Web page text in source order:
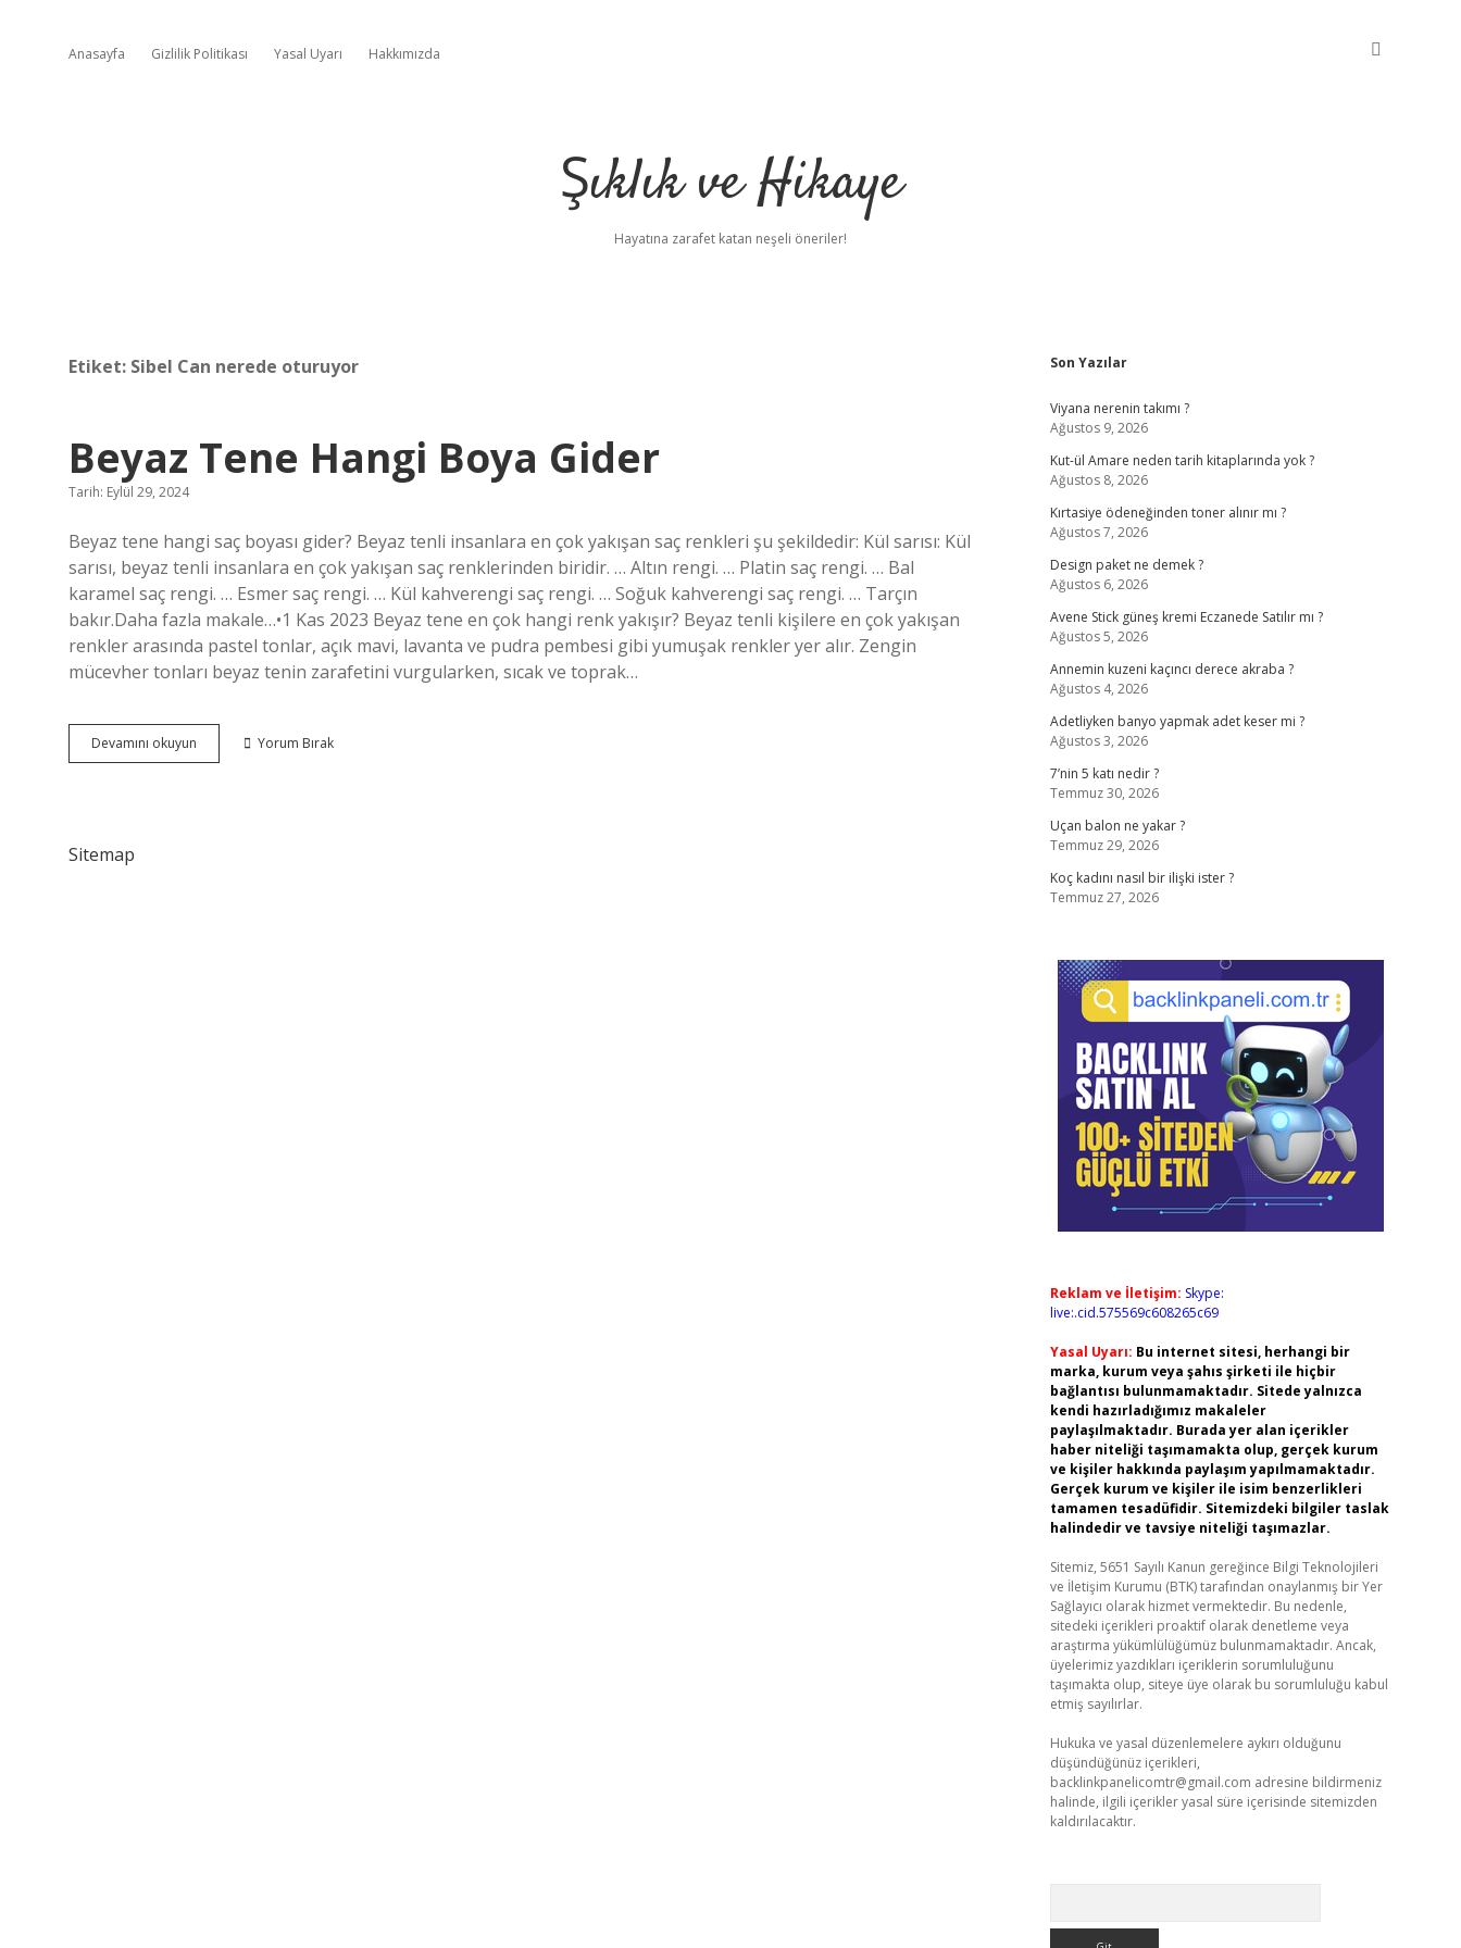
Anasayfa Gizlilik Politikası Yasal Uyarı Hakkımızda
Şıklık ve Hikaye
Hayatına zarafet katan neşeli öneriler!
Etiket: Sibel Can nerede oturuyor
Beyaz Tene Hangi Boya Gider
Tarih: Eylül 29, 2024
Beyaz tene hangi saç boyası gider? Beyaz tenli insanlara en çok yakışan saç renkleri şu şekildedir: Kül sarısı: Kül
sarısı, beyaz tenli insanlara en çok yakışan saç renklerinden biridir. … Altın rengi. … Platin saç rengi. … Bal
karamel saç rengi. … Esmer saç rengi. … Kül kahverengi saç rengi. … Soğuk kahverengi saç rengi. … Tarçın
bakır.Daha fazla makale…•1 Kas 2023 Beyaz tene en çok hangi renk yakışır? Beyaz tenli kişilere en çok yakışan
renkler arasında pastel tonlar, açık mavi, lavanta ve pudra pembesi gibi yumuşak renkler yer alır. Zengin
mücevher tonları beyaz tenin zarafetini vurgularken, sıcak ve toprak…
Devamını okuyun
Tene
Yorum Bırak
Sitemap
Sidebar
Son Yazılar
Viyana nerenin takımı ?
Ağustos 9, 2026
Kut-ül Amare neden tarih kitaplarında yok ?
Ağustos 8, 2026
Kırtasiye ödeneğinden toner alınır mı ?
Ağustos 7, 2026
Design paket ne demek ?
Ağustos 6, 2026
Avene Stick güneş kremi Eczanede Satılır mı ?
Ağustos 5, 2026
Annemin kuzeni kaçıncı derece akraba ?
Ağustos 4, 2026
Adetliyken banyo yapmak adet keser mi ?
Ağustos 3, 2026
7’nin 5 katı nedir ?
Temmuz 30, 2026
Uçan balon ne yakar ?
Temmuz 29, 2026
Koç kadını nasıl bir ilişki ister ?
Temmuz 27, 2026
Reklam ve İletişim: Skype:
live:.cid.575569c608265c69
Yasal Uyarı: Bu internet sitesi, herhangi bir
marka, kurum veya şahıs şirketi ile hiçbir
bağlantısı bulunmamaktadır. Sitede yalnızca
kendi hazırladığımız makaleler
paylaşılmaktadır. Burada yer alan içerikler
haber niteliği taşımamakta olup, gerçek kurum
ve kişiler hakkında paylaşım yapılmamaktadır.
Gerçek kurum ve kişiler ile isim benzerlikleri
tamamen tesadüfidir. Sitemizdeki bilgiler taslak
halindedir ve tavsiye niteliği taşımazlar.
Sitemiz, 5651 Sayılı Kanun gereğince Bilgi Teknolojileri
ve İletişim Kurumu (BTK) tarafından onaylanmış bir Yer
Sağlayıcı olarak hizmet vermektedir. Bu nedenle,
sitedeki içerikleri proaktif olarak denetleme veya
araştırma yükümlülüğümüz bulunmamaktadır. Ancak,
üyelerimiz yazdıkları içeriklerin sorumluluğunu
taşımakta olup, siteye üye olarak bu sorumluluğu kabul
etmiş sayılırlar.
Hukuka ve yasal düzenlemelere aykırı olduğunu
düşündüğünüz içerikleri,
backlinkpanelicomtr@gmail.com adresine bildirmeniz
halinde, ilgili içerikler yasal süre içerisinde sitemizden
kaldırılacaktır.